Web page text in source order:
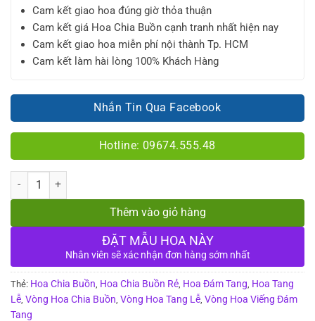
Cam kết giao hoa đúng giờ thỏa thuận
Cam kết giá Hoa Chia Buồn cạnh tranh nhất hiện nay
Cam kết giao hoa miễn phí nội thành Tp. HCM
Cam kết làm hài lòng 100% Khách Hàng
Nhắn Tin Qua Facebook
Hotline: 09674.555.48
Số lượng
Thêm vào giỏ hàng
ĐẶT MẪU HOA NÀY
Nhân viên sẽ xác nhận đơn hàng sớm nhất
Thẻ: Hoa Chia Buồn Hoa Chia Buồn Rẻ Hoa Đám Tang Hoa Tang
Lễ Vòng Hoa Chia Buồn Vòng Hoa Tang Lễ Vòng Hoa Viếng Đám
Tang